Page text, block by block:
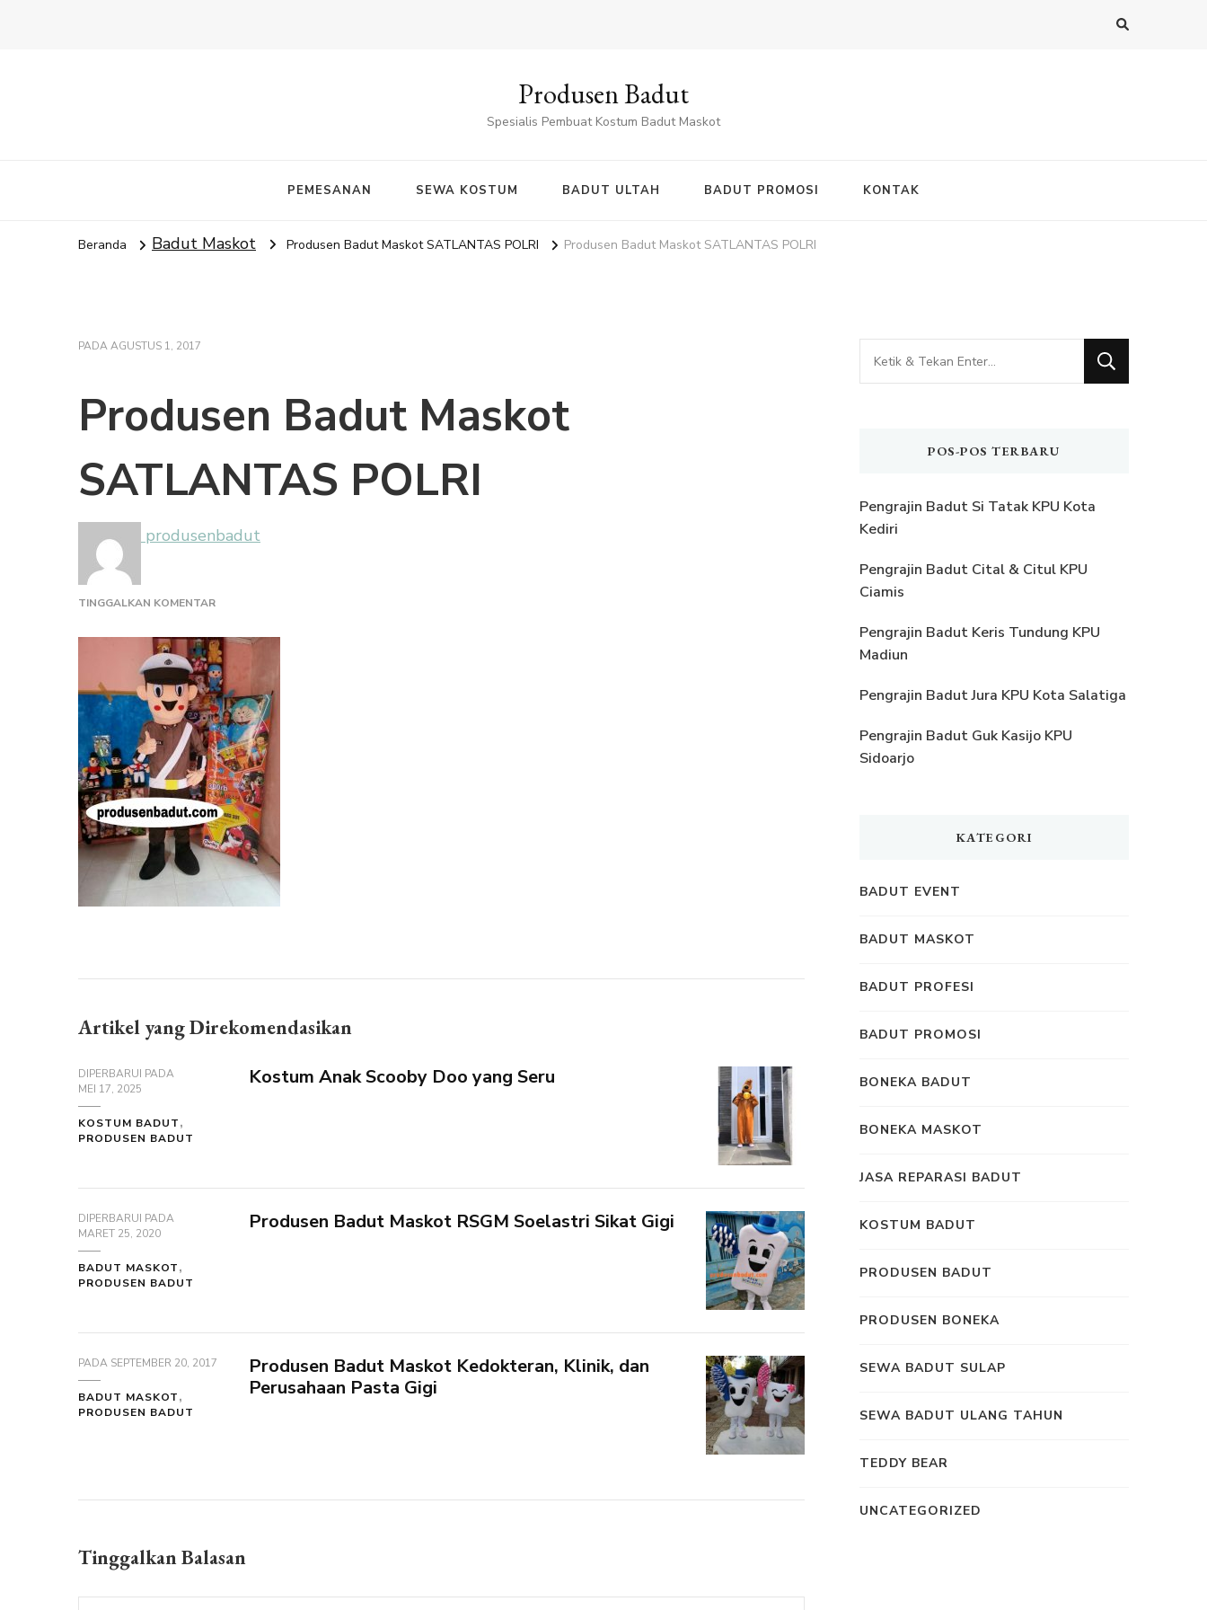
Produsen Badut
Spesialis Pembuat Kostum Badut Maskot
PEMESANAN SEWA KOSTUM BADUT ULTAH BADUT PROMOSI KONTAK
Beranda Badut Maskot Produsen Badut Maskot SATLANTAS POLRI Produsen Badut Maskot SATLANTAS POLRI
PADAAGUSTUS 1, 2017
Produsen Badut Maskot
SATLANTAS POLRI
produsenbadut
TINGGALKAN KOMENTARPADA
BADUT
MASKOT
SATLANTAS
POLRI
Artikel yang Direkomendasikan
DIPERBARUI PADA
MEI 17, 2025
KOSTUM BADUT
PRODUSEN BADUT
Kostum Anak Scooby Doo yang Seru
DIPERBARUI PADA
MARET 25, 2020
BADUT MASKOT
PRODUSEN BADUT
Produsen Badut Maskot RSGM Soelastri Sikat Gigi
PADA SEPTEMBER 20, 2017
BADUT MASKOT
PRODUSEN BADUT
Produsen Badut Maskot Kedokteran, Klinik, dan
Perusahaan Pasta Gigi
Tinggalkan Balasan
Mencari
Sesuatu?
POS-POS TERBARU
Pengrajin Badut Si Tatak KPU Kota
Kediri
Pengrajin Badut Cital & Citul KPU
Ciamis
Pengrajin Badut Keris Tundung KPU
Madiun
Pengrajin Badut Jura KPU Kota Salatiga
Pengrajin Badut Guk Kasijo KPU
Sidoarjo
KATEGORI
BADUT EVENT
BADUT MASKOT
BADUT PROFESI
BADUT PROMOSI
BONEKA BADUT
BONEKA MASKOT
JASA REPARASI BADUT
KOSTUM BADUT
PRODUSEN BADUT
PRODUSEN BONEKA
SEWA BADUT SULAP
SEWA BADUT ULANG TAHUN
TEDDY BEAR
UNCATEGORIZED